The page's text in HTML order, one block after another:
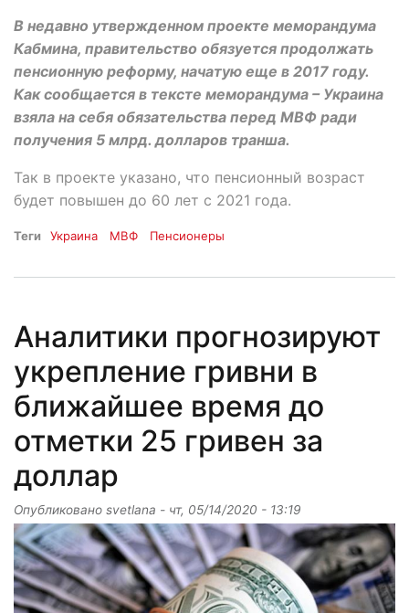
В недавно утвержденном проекте меморандума
Кабмина, правительство обязуется продолжать
пенсионную реформу, начатую еще в 2017 году.
Как сообщается в тексте меморандума – Украина
взяла на себя обязательства перед МВФ ради
получения 5 млрд. долларов транша.
Так в проекте указано, что пенсионный возраст
будет повышен до 60 лет с 2021 года.
Теги Украина МВФ Пенсионеры
Аналитики прогнозируют
укрепление гривни в
ближайшее время до
отметки 25 гривен за
доллар
Опубликовано svetlana - чт, 05/14/2020 - 13:19